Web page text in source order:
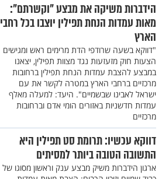
הידברות משיקה את מבצע "וקשרתם":
מאות עמדות הנחת תפילין יוצבו בכל רחבי
הארץ
"דווקא בשעה שרודפי הדת מרימים ראש ומגישים
הצעות חוק מזעזעות נגד מצוות תפילין, יצאנו
במבצע להצבת עמדות הנחת תפילין ברחובות
מרכזיים ברחבי הארץ במטרה לקשר את עם
ישראל לאבינו שבשמיים". היעד: למעלה מאלף
עמדות חדשניות באזורים הומי אדם וברחובות
מרכזיים
דווקא עכשיו: תרומת סט תפילין היא
התשובה הטובה ביותר למסיתים
ארגון הידברות משיק מבצע ענק וראשון מסוגו של